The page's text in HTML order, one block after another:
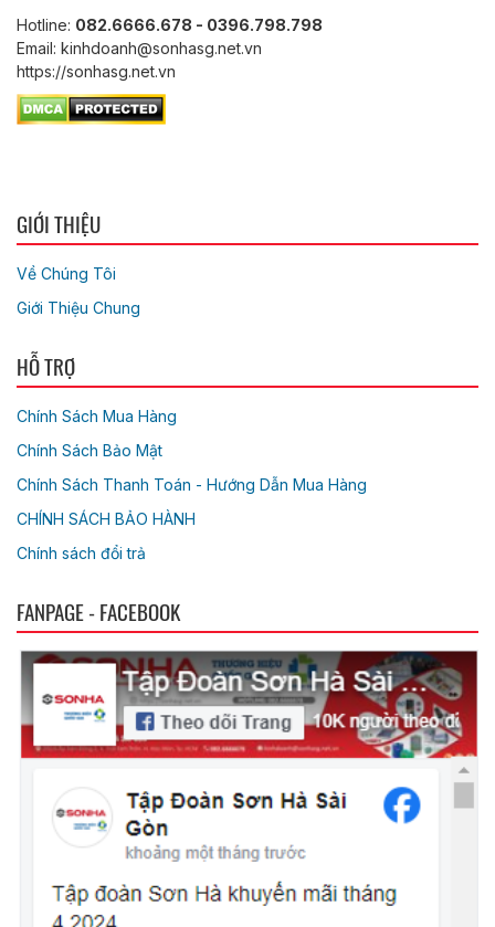
Hotline: 082.6666.678 - 0396.798.798
Email: kinhdoanh@sonhasg.net.vn
https://sonhasg.net.vn
GIỚI THIỆU
Về Chúng Tôi
Giới Thiệu Chung
HỖ TRỢ
Chính Sách Mua Hàng
Chính Sách Bảo Mật
Chính Sách Thanh Toán - Hướng Dẫn Mua Hàng
CHÍNH SÁCH BẢO HÀNH
Chính sách đổi trả
FANPAGE - FACEBOOK